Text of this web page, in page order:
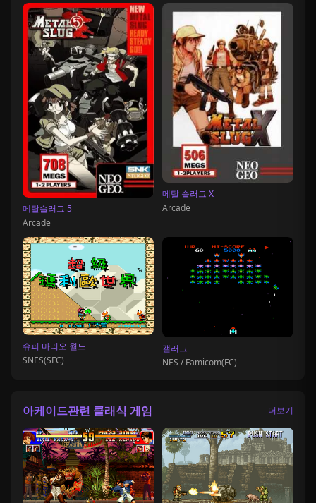
메탈슬러그 5
Arcade
메탈 슬러그 X
Arcade
슈퍼 마리오 월드
SNES(SFC)
갤러그
NES / Famicom(FC)
아케이드관련 클래식 게임 더보기